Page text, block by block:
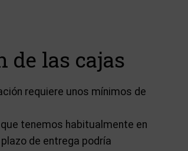
de las cajas
requiere unos mínimos de
tenemos habitualmente en
de entrega podría